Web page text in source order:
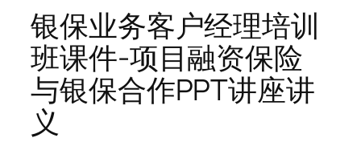
银保业务客户经理培训
班课件-项目融资保险
与银保合作PPT讲座讲
义